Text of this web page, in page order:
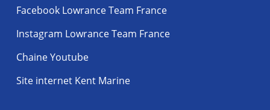
Facebook Lowrance Team France
Instagram Lowrance Team France
Chaine Youtube
Site internet Kent Marine